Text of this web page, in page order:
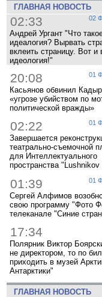
ГЛАВНАЯ НОВОСТЬ
02
02:33
Андрей Ургант "Что
идеалогия? Вырвать
вклеить страницу. Вот и
идеология!"
01
20:08
Касьянов обвинил
«угрозе убийством по
политической вражды»
01
02:22
Завершается
театрально-съемочной
для Интеллектуального
пространства "Lushnikov
01
01:39
Сергей Алфимов
свою программу "Фото
телеканале "Синие
17:34
Полярник Виктор
не директором, то по
приходить в музей
Антарктики"
ГЛАВНАЯ НОВОСТЬ